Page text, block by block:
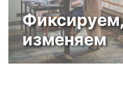
изменяем